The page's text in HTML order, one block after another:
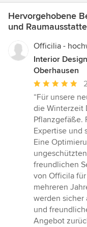
Hervorgehobene
und
Officilia -
Interior
Oberhausen
Bewertung:
5
von
5
Sternen
“Für unsere
die Winterzeit
Pflanzgefäße.
Expertise und
Eine
freundlichen
von Officila
mehreren
werden sicher
und
Angebot